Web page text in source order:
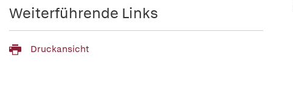
Weiterführende Links
Druckansicht